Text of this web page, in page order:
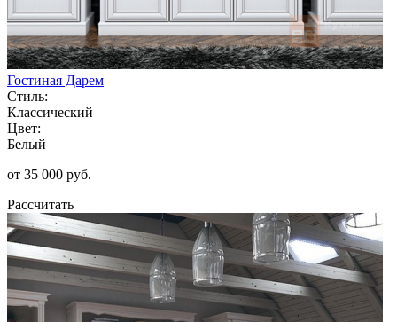
Гостиная Дарем
Стиль:
Классический
Цвет:
Белый
от 35 000 руб.
Рассчитать